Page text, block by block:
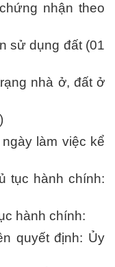
nhận theo
sử dụng đất (01
nhà ở, đất ở
làm việc kể
tục hành chính:
hành chính:
quyết định: Ủy